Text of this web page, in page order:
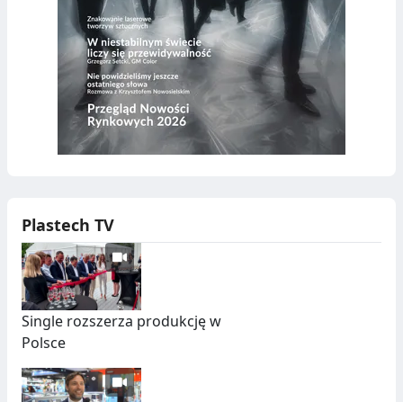
Plastech TV
Single rozszerza produkcję w
Polsce